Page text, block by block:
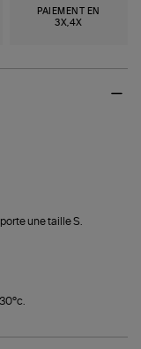
PAIEMENT EN
3X,4X
une taille S.